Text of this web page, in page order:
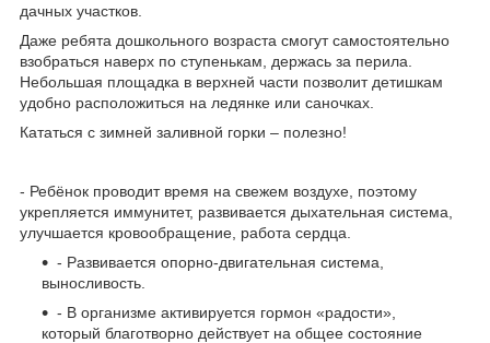
дачных участков.
Даже ребята дошкольного возраста смогут самостоятельно
взобраться наверх по ступенькам, держась за перила.
Небольшая площадка в верхней части позволит детишкам
удобно расположиться на ледянке или саночках.
Кататься с зимней заливной горки – полезно!
- Ребёнок проводит время на свежем воздухе, поэтому
укрепляется иммунитет, развивается дыхательная система,
улучшается кровообращение, работа сердца.
- Развивается опорно-двигательная система,
выносливость.
- В организме активируется гормон «радости»,
который благотворно действует на общее состояние